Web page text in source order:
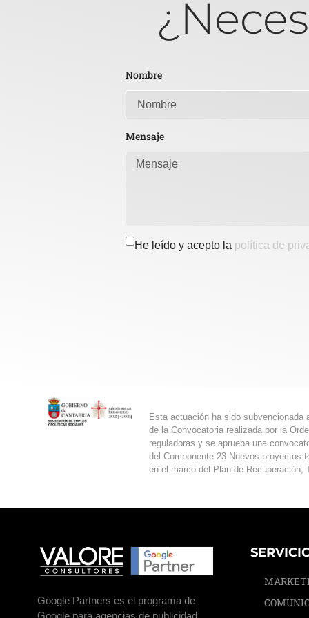
Nombre
Mensaje
He leído y acepto la política de
Esta actuación ha sido subvencionada
de la Convocatoria realizada por la
reguladoras y se aprueba una
del Componente 23 Nuevos proyectos
en el marco del Plan de Recuperación,
Google Partners es el programa de